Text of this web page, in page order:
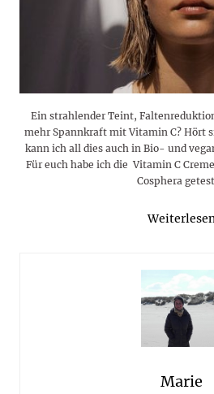
Ein strahlender Teint,
mehr Spannkraft mit Vitamin C? Hört
kann ich all dies auch in Bio- und
Für euch habe ich die Vitamin C
Cosphera
Marie